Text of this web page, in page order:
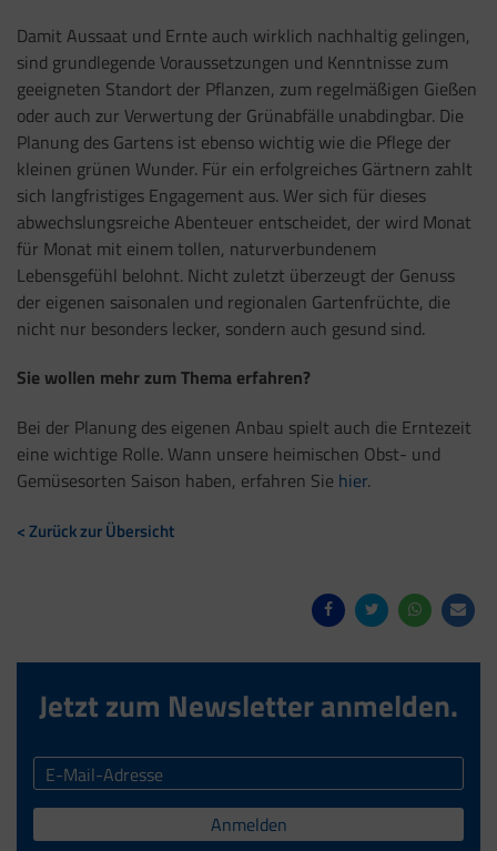
Damit Aussaat und Ernte auch wirklich nachhaltig gelingen,
sind grundlegende Voraussetzungen und Kenntnisse zum
geeigneten Standort der Pflanzen, zum regelmäßigen Gießen
oder auch zur Verwertung der Grünabfälle unabdingbar. Die
Planung des Gartens ist ebenso wichtig wie die Pflege der
kleinen grünen Wunder. Für ein erfolgreiches Gärtnern zahlt
sich langfristiges Engagement aus. Wer sich für dieses
abwechslungsreiche Abenteuer entscheidet, der wird Monat
für Monat mit einem tollen, naturverbundenem
Lebensgefühl belohnt. Nicht zuletzt überzeugt der Genuss
der eigenen saisonalen und regionalen Gartenfrüchte, die
nicht nur besonders lecker, sondern auch gesund sind.
Sie wollen mehr zum Thema erfahren?
Bei der Planung des eigenen Anbau spielt auch die Erntezeit
eine wichtige Rolle. Wann unsere heimischen Obst- und
Gemüsesorten Saison haben, erfahren Sie hier.
< Zurück zur Übersicht
Jetzt zum Newsletter anmelden.
Anmelden